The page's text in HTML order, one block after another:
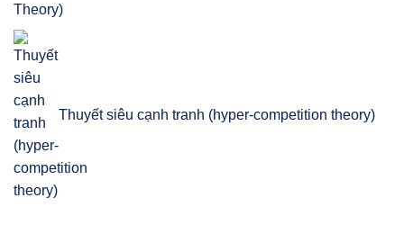
Theory)
Thuyết siêu cạnh tranh (hyper-competition theory)